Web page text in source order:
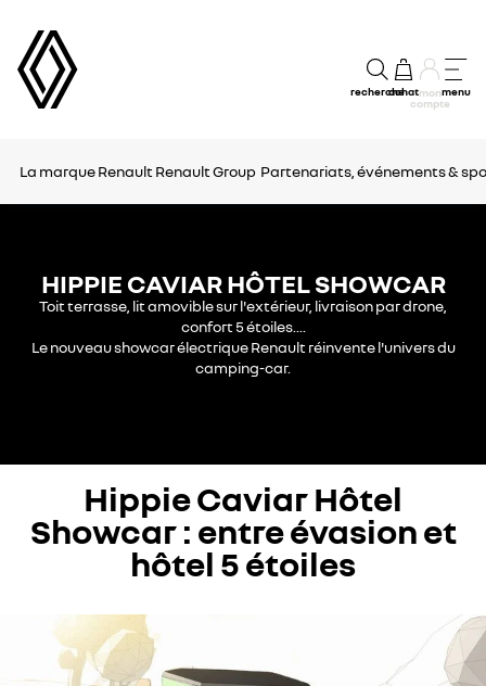
rechercheachatmon
compte
menu
La marque Renault Renault Group Partenariats, événements &
HIPPIE CAVIAR HÔTEL SHOWCAR
Toit terrasse, lit amovible sur l'extérieur, livraison par drone,
confort 5 étoiles....
Le nouveau showcar électrique Renault réinvente l'univers du
camping-car.
Hippie Caviar Hôtel
Showcar : entre évasion et
hôtel 5 étoiles